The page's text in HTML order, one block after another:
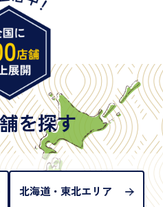
関が発行し、氏名、住所、生
るもの
の
申請された新型パスポートに
所記載欄）」が存在しないた
法上の本人確認書類として認
ができないため）。補助書類
を探す
北海道・東北エリア